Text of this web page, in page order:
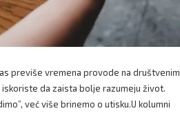
previše vremena provode na društvenim
da zaista bolje razumeju život.
već više brinemo o utisku.U kolumni